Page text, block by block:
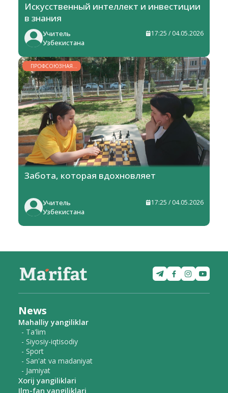
Искусственный интеллект и инвестиции
в знания
Учитель
Узбекистана
17:25 / 04.05.2026
ПРОФСОЮЗНАЯ
ЖИЗНЬ
Забота, которая вдохновляет
Учитель
Узбекистана
17:25 / 04.05.2026
News
Mahalliy yangiliklar
- Ta'lim
- Siyosiy-iqtisodiy
- Sport
- San'at va madaniyat
- Jamiyat
Xorij yangiliklari
Ilm-fan yangiliklari